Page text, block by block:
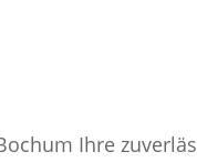
Ihre